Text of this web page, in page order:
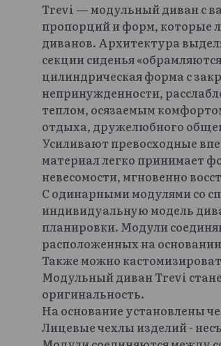
Trevi — модульный диван с
пропорций и форм, которые
диванов. Архитектура
секции сиденья
цилиндрическая форма с
непринужденности,
теплом, осязаемым
отдыха, дружелюбного
Усиливают превосходные
материал легко принимает
невесомости, мгновенно
С одинарными модулями со
индивидуальную модель
планировки. Модули
расположенных на
Также можно
Модульный диван Trevi
оригинальность.
На основание установлены
Лицевые чехлы изделий -